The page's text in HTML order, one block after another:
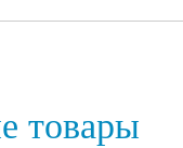
товары